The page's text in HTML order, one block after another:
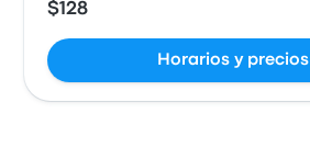
$128
Horarios y precios